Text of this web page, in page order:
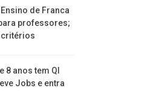
de Franca
professores;
8 anos tem QI
Jobs e entra